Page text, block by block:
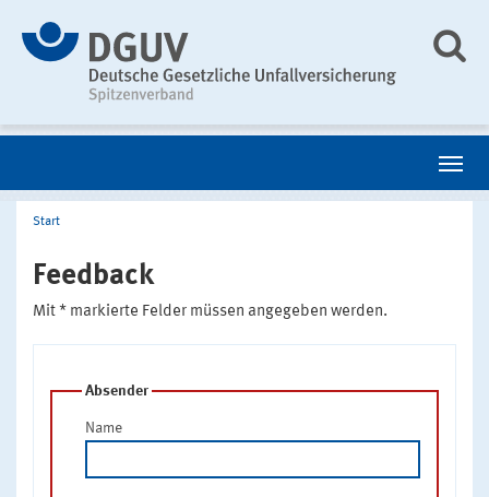
Start
Feedback
Mit * markierte Felder müssen angegeben werden.
Absender
Name